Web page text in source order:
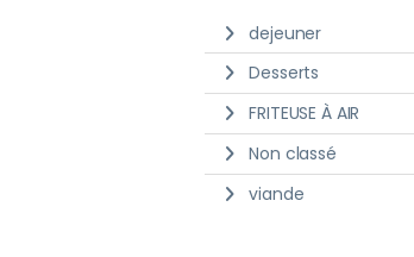
dejeuner
Desserts
FRITEUSE À AIR
Non classé
viande